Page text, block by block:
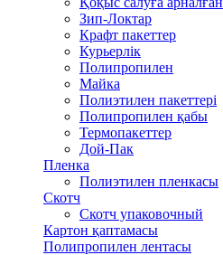
Зип-Локтар
Крафт пакеттер
Курьерлік
Полипропилен
Майка
Полиэтилен пакеттері
Полипропилен қабы
Термопакеттер
Дой-Пак
Пленка
Полиэтилен пленкасы
Скотч
Скотч упаковочный
Картон қаптамасы
Полипропилен лентасы